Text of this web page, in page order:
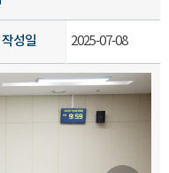
작성일 2025-07-08